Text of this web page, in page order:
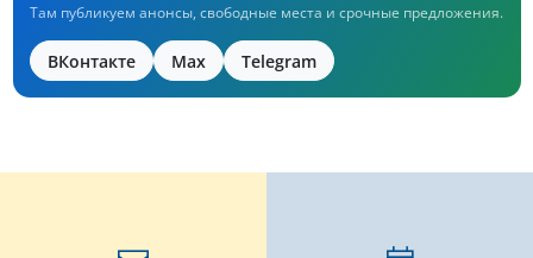
Там публикуем анонсы, свободные места и срочные предложения.
ВКонтакте Max Telegram